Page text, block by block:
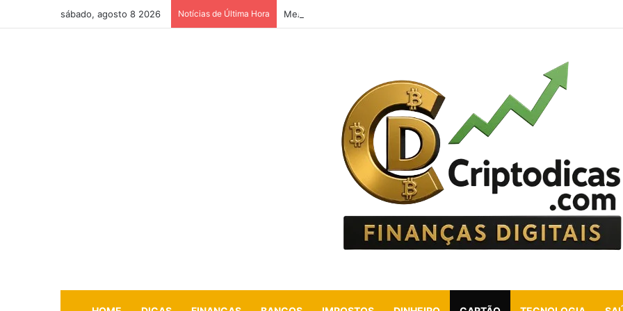
sábado, agosto 8 2026 Notícias de Última Hora Мелбет: безопасный доступ к бонусам и играм в 2026 году